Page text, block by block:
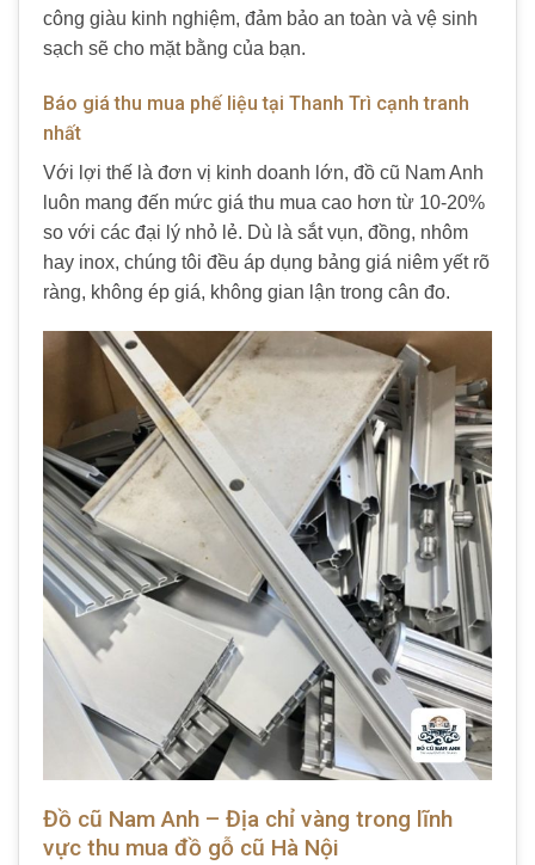
công giàu kinh nghiệm, đảm bảo an toàn và vệ sinh
sạch sẽ cho mặt bằng của bạn.
Báo giá thu mua phế liệu tại Thanh Trì cạnh tranh
nhất
Với lợi thế là đơn vị kinh doanh lớn, đồ cũ Nam Anh
luôn mang đến mức giá thu mua cao hơn từ 10-20%
so với các đại lý nhỏ lẻ. Dù là sắt vụn, đồng, nhôm
hay inox, chúng tôi đều áp dụng bảng giá niêm yết rõ
ràng, không ép giá, không gian lận trong cân đo.
Đồ cũ Nam Anh – Địa chỉ vàng trong lĩnh
vực thu mua đồ gỗ cũ Hà Nội